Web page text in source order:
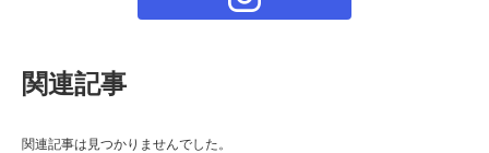
関連記事
関連記事は見つかりませんでした。